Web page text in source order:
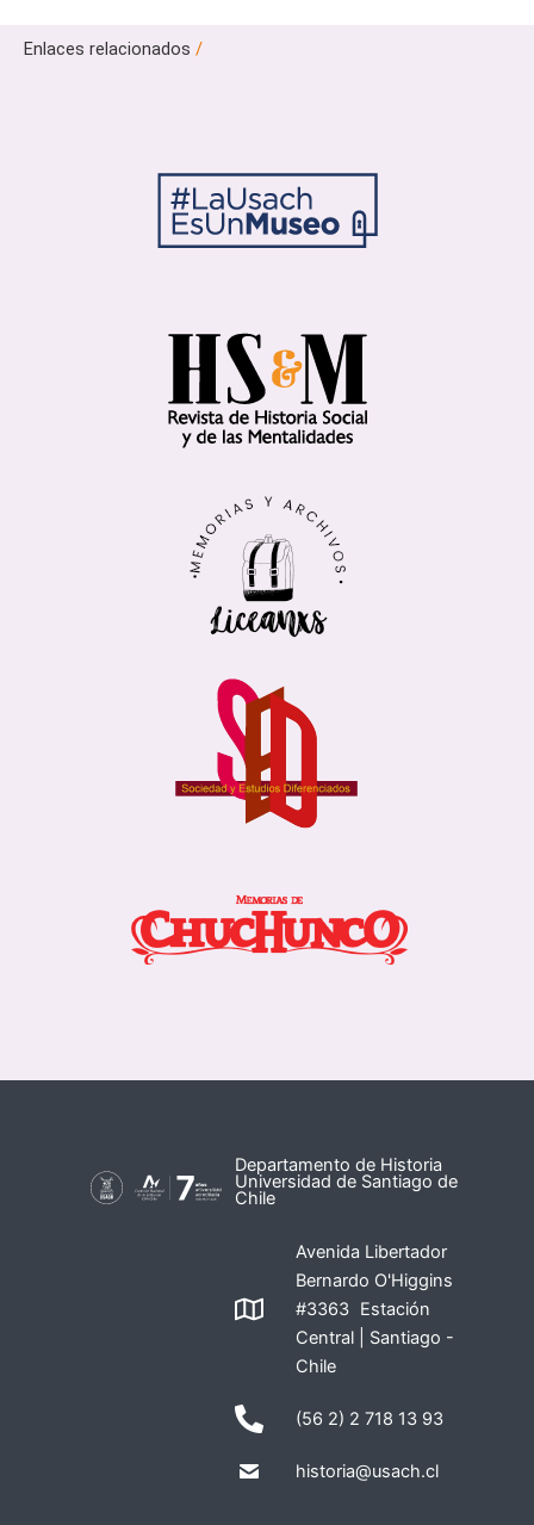
Enlaces relacionados /
Departamento de Historia
Universidad de Santiago de
Chile
Avenida Libertador
Bernardo O'Higgins
#3363 Estación
Central | Santiago -
Chile
(56 2) 2 718 13 93
historia@usach.cl